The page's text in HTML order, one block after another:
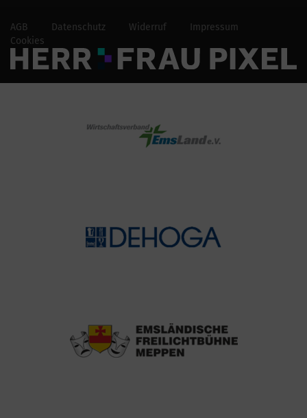
AGB Datenschutz Widerruf
Impressum
Cookies